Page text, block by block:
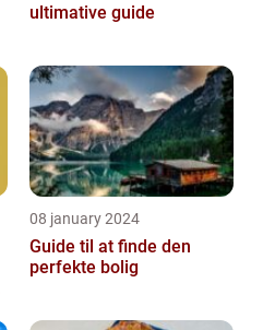
ultimative guide
08 january 2024
Guide til at finde den
perfekte bolig